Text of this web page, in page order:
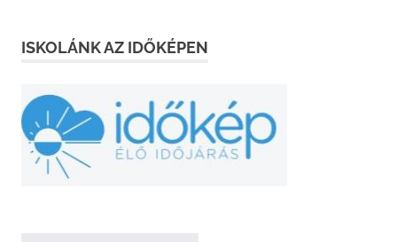
ISKOLÁNK AZ IDŐKÉPEN